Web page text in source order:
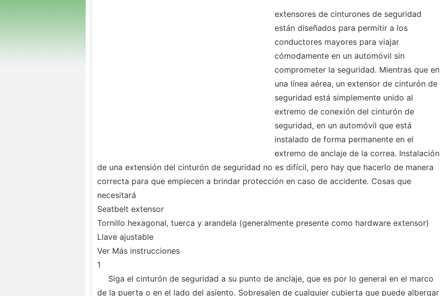
extensores de cinturones de seguridad
están diseñados para permitir a los
conductores mayores para viajar
cómodamente en un automóvil sin
comprometer la seguridad. Mientras que en
una línea aérea, un extensor de cinturón de
seguridad está simplemente unido al
extremo de conexión del cinturón de
seguridad, en un automóvil que está
instalado de forma permanente en el
extremo de anclaje de la correa. Instalación
de una extensión del cinturón de seguridad no es difícil, pero hay que hacerlo de manera
correcta para que empiecen a brindar protección en caso de accidente. Cosas que
necesitará
Seatbelt extensor
Tornillo hexagonal, tuerca y arandela (generalmente presente como hardware extensor)
Llave ajustable
Ver Más instrucciones
1
Siga el cinturón de seguridad a su punto de anclaje, que es por lo general en el marco
de la puerta o en el lado del asiento. Sobresalen de cualquier cubierta que puede albergar